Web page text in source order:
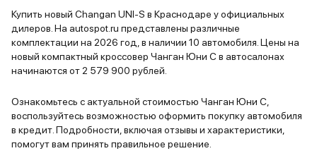
Купить новый Changan UNI-S в Краснодаре у официальных
дилеров. На autospot.ru представлены различные
комплектации на 2026 год, в наличии 10 автомобиля. Цены на
новый компактный кроссовер Чанган Юни С в автосалонах
начинаются от 2 579 900 рублей.
Ознакомьтесь с актуальной стоимостью Чанган Юни С,
воспользуйтесь возможностью оформить покупку автомобиля
в кредит. Подробности, включая отзывы и характеристики,
помогут вам принять правильное решение.